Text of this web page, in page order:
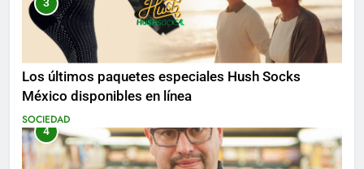
3
Los últimos paquetes especiales Hush Socks
México disponibles en línea
SOCIEDAD
4